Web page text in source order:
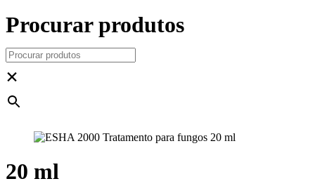
Procurar produtos
×
20 ml